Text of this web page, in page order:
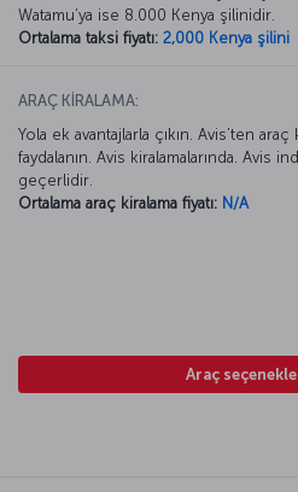
Watamu’ya ise 8.000 Kenya şilinidir.
Ortalama taksi fiyatı: 2,000 Kenya şilini
ARAÇ KİRALAMA:
Yola ek avantajlarla çıkın. Avis’ten
faydalanın. Avis kiralamalarında. Avis
geçerlidir.
Ortalama araç kiralama fiyatı: N/A
Araç